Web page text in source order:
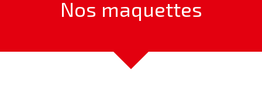
Nos maquettes